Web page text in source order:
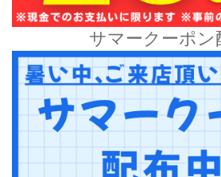
サマークーポン